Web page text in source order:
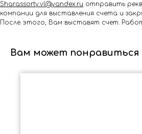
Shar.assorty.vl@yandex.ru отправить
компании для выставления счета и
После этого, Вам выставят счет.
Вам может понравиться